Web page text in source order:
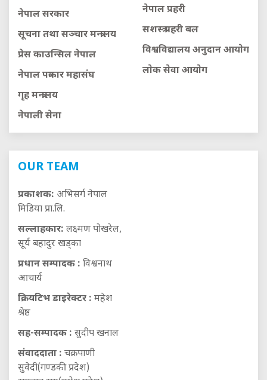
नेपाल सरकार
सूचना तथा सञ्चार मन्त्रालय
प्रेस काउन्सिल नेपाल
नेपाल पत्रकार महासंघ
गृह मन्त्रालय
नेपाली सेना
नेपाल प्रहरी
सशस्त्र प्रहरी बल
विश्वविद्यालय अनुदान आयाेग
लाेक सेवा आयाेग
OUR TEAM
प्रकाशक: अभिसर्ग नेपाल
मिडिया प्रा.लि.
सल्लाहकार: लक्ष्मण पोखरेल,
सूर्य बहादुर खड्का
प्रधान सम्पादक : विश्वनाथ
आचार्य
क्रियटिभ डाइरेक्टर : महेश
श्रेष्ठ
सह-सम्पादक : सुदीप खनाल
संवाददाता : चक्रपाणी
सुवेदी(गण्डकी प्रदेश)